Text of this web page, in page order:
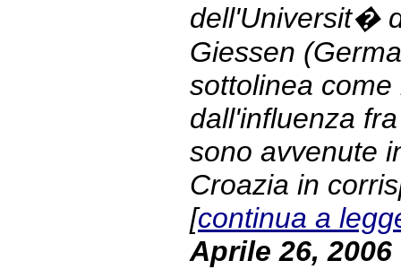
dell'Universit�
Giessen
sottolinea
dall'influenza
sono avvenute
Croazia in
[continua a
Aprile 26, 2006